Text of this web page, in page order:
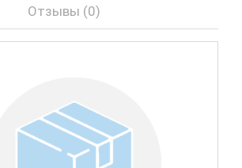
Отзывы (0)